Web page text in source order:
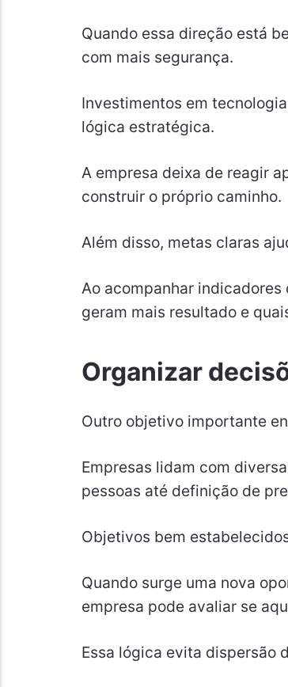
Quando essa direção está
com mais segurança.
Investimentos em
lógica estratégica.
A empresa deixa de reagir
construir o próprio caminho.
Além disso, metas claras
Ao acompanhar
geram mais resultado e
Organizar
Outro objetivo importante
Empresas lidam com
pessoas até definição de
Objetivos bem
Quando surge uma nova
empresa pode avaliar se
Essa lógica evita dispersão